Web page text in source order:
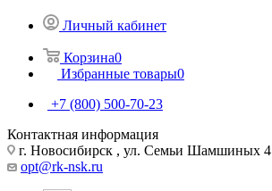
Личный кабинет
Корзина0
Избранные товары0
+7 (800) 500-70-23
Контактная информация
г. Новосибирск , ул. Семьи Шамшиных 4
opt@rk-nsk.ru